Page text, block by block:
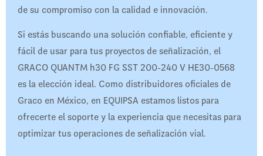
de su compromiso con la calidad e innovación.
Si estás buscando una solución confiable, eficiente y
fácil de usar para tus proyectos de señalización, el
GRACO QUANTM h30 FG SST 200-240 V HE30-0568
es la elección ideal. Como distribuidores oficiales de
Graco en México, en EQUIPSA estamos listos para
ofrecerte el soporte y la experiencia que necesitas para
optimizar tus operaciones de señalización vial.